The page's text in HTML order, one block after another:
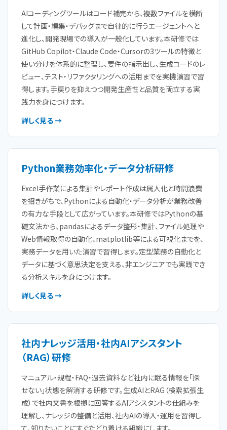
AIコーディングツールはコード補完から、複数ファイルを横断
して計画・編集・デバッグまで自律的に行うエージェントへと
進化し、開発現場での導入が一般化しています。本研修では
GitHub Copilot・Claude Code・Cursorの3ツールの特徴と
使い分けを体系的に整理し、要件の指示出し、生成コードのレ
ビュー、テスト・リファクタリングへの活用までを実機演習で習
得します。手戻りを抑えつつ開発生産性と品質を両立する実
践力を身につけます。
詳しく見る →
Python業務効率化・データ分析研修
Excel手作業による集計やレポート作成は属人化と時間浪費
を招きがちで、Pythonによる自動化・データ分析が業務改善
の有力な手段として広がっています。本研修ではPythonの基
礎文法から、pandasによるデータ整形・集計、ファイル処理や
Web情報取得の自動化、matplotlib等による可視化までを、
実務データを用いた演習で習得します。定型業務の自動化と
データに基づく意思決定を支える、非エンジニアでも実践でき
る分析スキルを身につけます。
詳しく見る →
社内ナレッジ活用・社内AIアシスタント
（RAG）研修
マニュアル・規程・FAQ・過去資料など社内に眠る情報を「探
せない」状態を解消する研修です。生成AIとRAG（検索拡張生
成）で社内文書を根拠に回答するAIアシスタントの仕組みを
理解し、ナレッジの整備と活用、社内AIの導入・運用を習得し
て、知りたいことにすぐたどり着ける組織にします。